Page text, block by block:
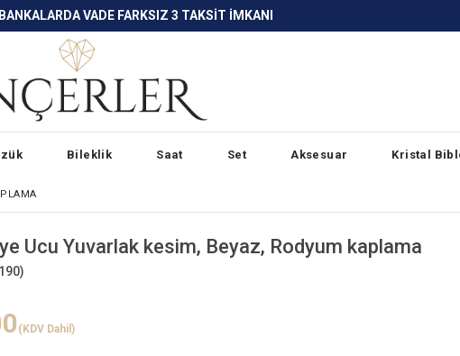
FARKSIZ 3 TAKSİT İMKANI
Bileklik Saat Set Aksesuar Kristal
Ucu Yuvarlak kesim, Beyaz, Rodyum kaplama
(KDV Dahil)